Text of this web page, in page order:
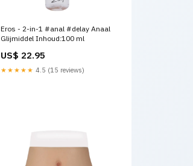
Eros - 2-in-1 #anal #delay Anaal
Glijmiddel Inhoud:100 ml
US$ 22.95
★★★★★ 4.5 (15 reviews)